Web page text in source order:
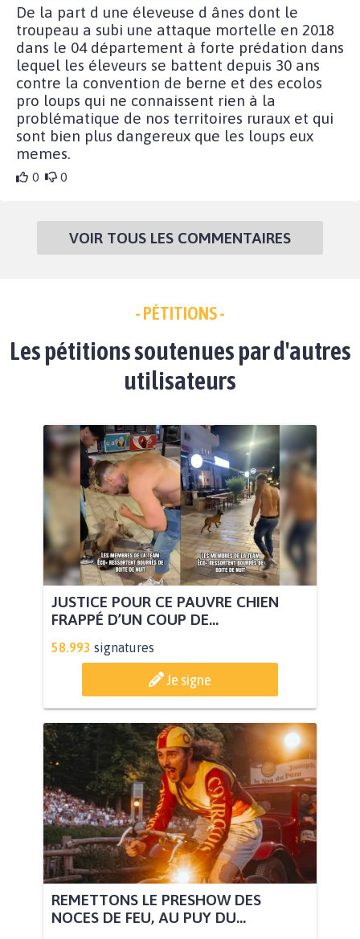
De la part d une éleveuse d ânes dont le
troupeau a subi une attaque mortelle en 2018
dans le 04 département à forte prédation dans
lequel les éleveurs se battent depuis 30 ans
contre la convention de berne et des ecolos
pro loups qui ne connaissent rien à la
problématique de nos territoires ruraux et qui
sont bien plus dangereux que les loups eux
memes.
0 0
VOIR TOUS LES COMMENTAIRES
- PÉTITIONS -
Les pétitions soutenues par d'autres
utilisateurs
JUSTICE POUR CE PAUVRE CHIEN
FRAPPÉ D’UN COUP DE...
58.993 signatures
Je signe
REMETTONS LE PRESHOW DES
NOCES DE FEU, AU PUY DU...